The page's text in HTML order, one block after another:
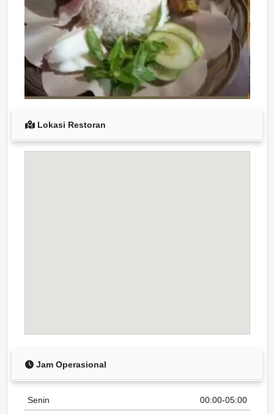
Lokasi Restoran
Jam Operasional
Senin
00:00-05:00